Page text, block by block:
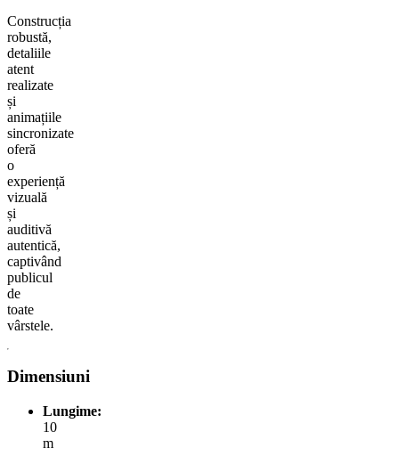
Construcția
robustă,
detaliile
atent
realizate
și
animațiile
sincronizate
oferă
o
experiență
vizuală
și
auditivă
autentică,
captivând
publicul
de
toate
vârstele.
Dimensiuni
Lungime:
10
m